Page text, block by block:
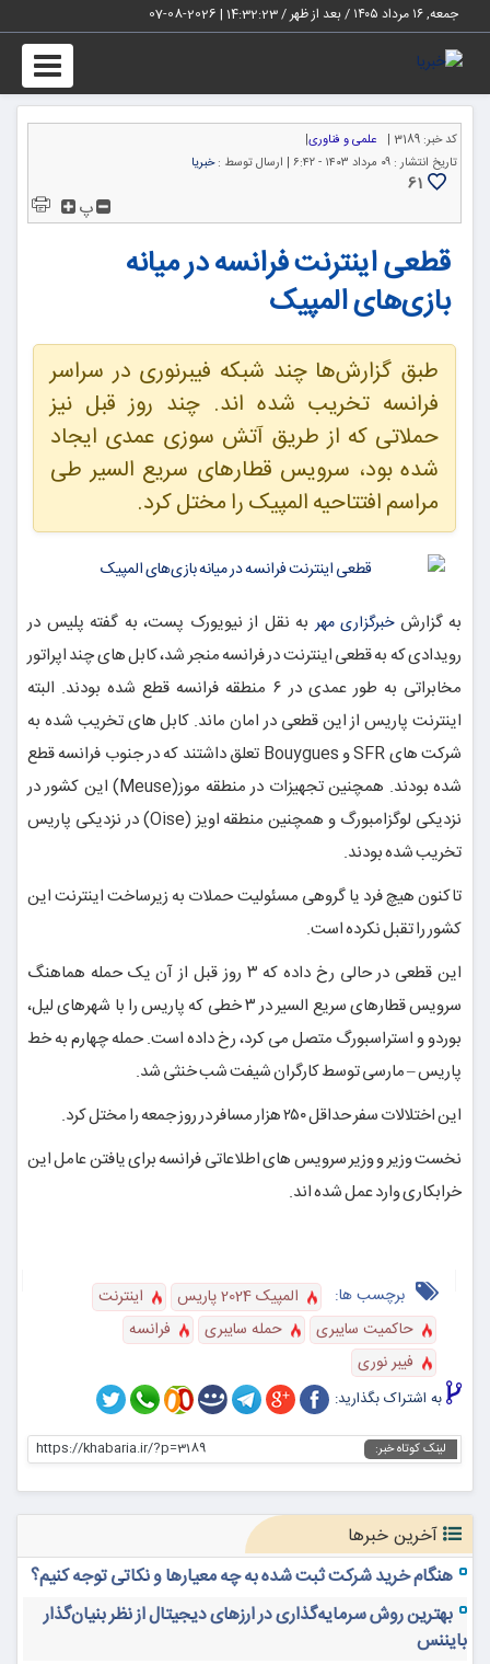
جمعه, ۱۶ مرداد ۱۴۰۵ / بعد از ظهر / 14:32:23
|
2026-08-07
کد خبر: 3189 | علمی و فناوری|
تاریخ انتشار : ۰۹ مرداد ۱۴۰۳ - ۶:۴۲ | ارسال توسط :خبریا
61
پ
قطعی اینترنت فرانسه در میانه
بازی‌های المپیک
طبق گزارش‌ها چند شبکه فیبرنوری در سراسر
فرانسه تخریب شده اند. چند روز قبل نیز
حملاتی که از طریق آتش سوزی عمدی ایجاد
شده بود، سرویس قطارهای سریع السیر طی
مراسم افتتاحیه المپیک را مختل کرد.
به گزارشخبرگزاری مهربه نقل از نیویورک پست، به گفته پلیس در
رویدادی که به قطعی اینترنت در فرانسه منجر شد، کابل های چند اپراتور
مخابراتی به طور عمدی در ۶ منطقه فرانسه قطع شده بودند. البته
اینترنت پاریس از این قطعی در امان ماند. کابل های تخریب شده به
شرکت های SFR و Bouygues تعلق داشتند که در جنوب فرانسه قطع
شده بودند. همچنین تجهیزات در منطقه موز(Meuse) این کشور در
نزدیکی لوگزامبورگ و همچنین منطقه اویز (Oise) در نزدیکی پاریس
تخریب شده بودند.
تاکنون هیچ فرد یا گروهی مسئولیت حملات به زیرساخت اینترنت این
کشور را تقبل نکرده است.
این قطعی در حالی رخ داده که ۳ روز قبل از آن یک حمله هماهنگ
سرویس قطارهای سریع السیر در ۳ خطی که پاریس را با شهرهای لیل،
بوردو و استراسبورگ متصل می کرد، رخ داده است. حمله چهارم به خط
پاریس – مارسی توسط کارگران شیفت شب خنثی شد.
این اختلالات سفر حداقل ۲۵۰ هزار مسافر در روز جمعه را مختل کرد.
نخست وزیر و وزیر سرویس های اطلاعاتی فرانسه برای یافتن عامل این
خرابکاری وارد عمل شده اند.
برچسب ها: المپیک 2024 پاریس
اینترنت
حاکمیت سایبری
حمله سایبری
فرانسه
فیبر نوری
به اشتراک بگذارید:
لینک کوتاه خبر: https://khabaria.ir/?p=3189
آخرین خبرها
هنگام خرید شرکت ثبت شده به چه معیارها و نکاتی توجه کنیم؟
بهترین روش سرمایه‌گذاری در ارزهای دیجیتال از نظر بنیان‌گذار
بایننس